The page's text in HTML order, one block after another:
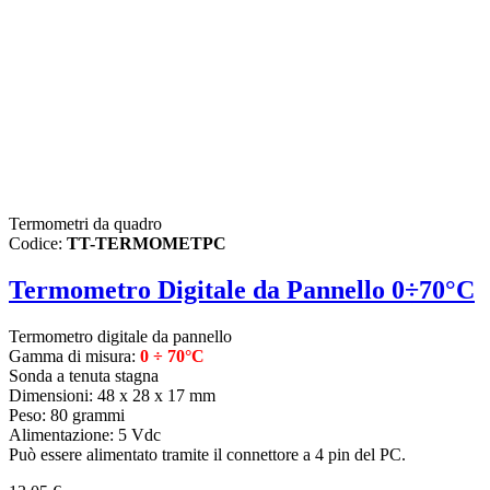
Termometri da quadro
Codice: TT-TERMOMETPC
Termometro Digitale da Pannello 0÷70°C
Termometro digitale da pannello
Gamma di misura: 0 ÷ 70°C
Sonda a tenuta stagna
Dimensioni: 48 x 28 x 17 mm
Peso: 80 grammi
Alimentazione: 5 Vdc
Può essere alimentato tramite il connettore a 4 pin del PC.